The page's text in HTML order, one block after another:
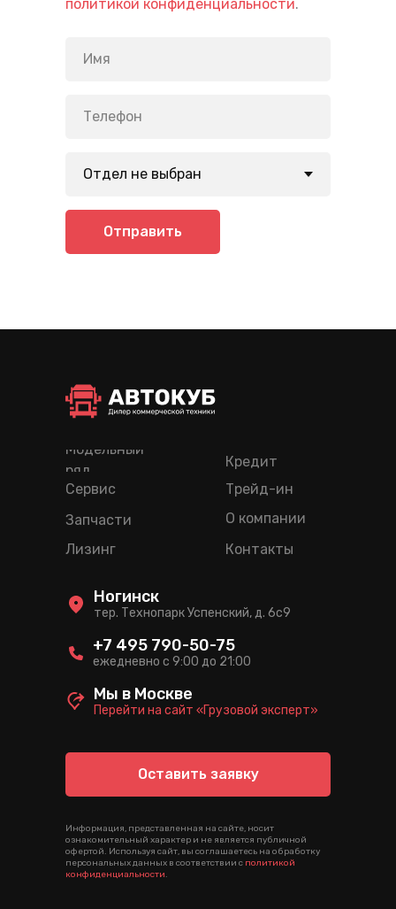
политикой конфиденциальности.
Отправить
Лизинг
Кредит
Трейд-ин
Модельный
ряд
Сервис
Запчасти
О компании
Контакты
Оставить заявку
Информация, представленная на сайте, носит
ознакомительный характер и не является публичной
офертой. Используя сайт, вы соглашаетесь на обработку
персональных данных в соответствии с политикой
конфиденциальности.
тер. Технопарк Успенский, д. 6c9
Ногинск
ежедневно с 9:00 до 21:00
+7 495 790-50-75
Перейти на сайт «Грузовой эксперт»
Мы в Москве